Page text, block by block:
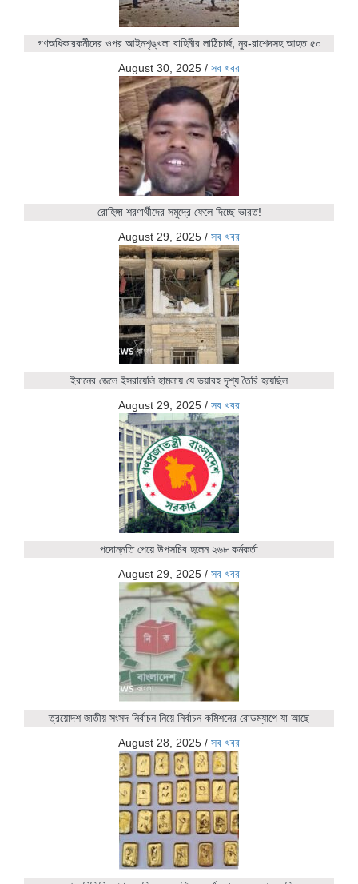
গণঅধিকারকর্মীদের ওপর আইনশৃঙ্খলা বাহিনীর লাঠিচার্জ, নুর-রাশেদসহ আহত ৫০
August 30, 2025 / সব খবর
রোহিঙ্গা শরণার্থীদের সমুদ্রে ফেলে দিচ্ছে ভারত!
August 29, 2025 / সব খবর
ইরানের জেলে ইসরায়েলি হামলায় যে ভয়াবহ দৃশ্য তৈরি হয়েছিল
August 29, 2025 / সব খবর
পদোন্নতি পেয়ে উপসচিব হলেন ২৬৮ কর্মকর্তা
August 29, 2025 / সব খবর
ত্রয়োদশ জাতীয় সংসদ নির্বাচন নিয়ে নির্বাচন কমিশনের রোডম্যাপে যা আছে
August 28, 2025 / সব খবর